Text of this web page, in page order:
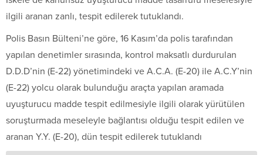
ilgili aranan zanlı, tespit edilerek tutuklandı.
Polis Basın Bülteni’ne göre, 16 Kasım’da polis tarafından
yapılan denetimler sırasında, kontrol maksatlı durdurulan
D.D.D’nin (E-22) yönetimindeki ve A.C.A. (E-20) ile A.C.Y’nin
(E-22) yolcu olarak bulunduğu araçta yapılan aramada
uyuşturucu madde tespit edilmesiyle ilgili olarak yürütülen
soruşturmada meseleyle bağlantısı olduğu tespit edilen ve
aranan Y.Y. (E-20), dün tespit edilerek tutuklandı